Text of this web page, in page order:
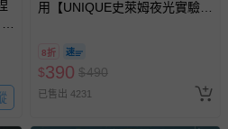
動，如因部份退貨，而該訂單保
以原價計算，活動贈品亦需一併退
法的規定，不適用七天鑑賞期/猶
用【UNIQUE史萊姆夜光實驗室
訂單編號兌換，逾期作廢) (大
人小孩均一價(3歲以上需購票))
8折
$390 $490
已售出 4231